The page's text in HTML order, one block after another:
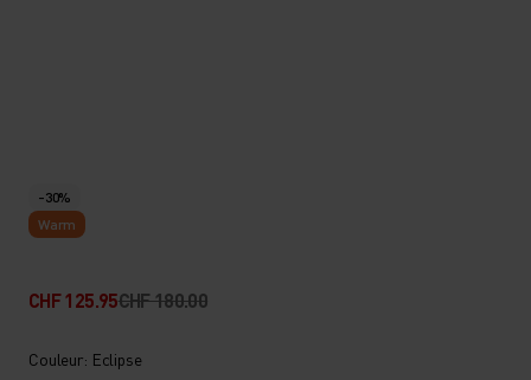
-30%
Warm
CHF 125.95CHF 180.00
Couleur: Eclipse